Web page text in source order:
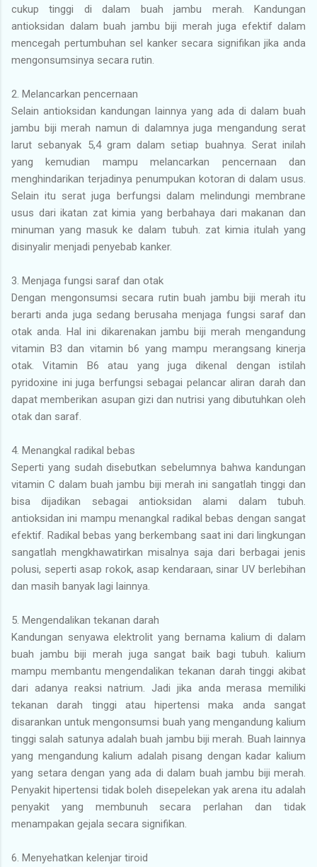
cukup tinggi di dalam buah jambu merah. Kandungan
antioksidan dalam buah jambu biji merah juga efektif dalam
mencegah pertumbuhan sel kanker secara signifikan jika anda
mengonsumsinya secara rutin.
2. Melancarkan pencernaan
Selain antioksidan kandungan lainnya yang ada di dalam buah
jambu biji merah namun di dalamnya juga mengandung serat
larut sebanyak 5,4 gram dalam setiap buahnya. Serat inilah
yang kemudian mampu melancarkan pencernaan dan
menghindarikan terjadinya penumpukan kotoran di dalam usus.
Selain itu serat juga berfungsi dalam melindungi membrane
usus dari ikatan zat kimia yang berbahaya dari makanan dan
minuman yang masuk ke dalam tubuh. zat kimia itulah yang
disinyalir menjadi penyebab kanker.
3. Menjaga fungsi saraf dan otak
Dengan mengonsumsi secara rutin buah jambu biji merah itu
berarti anda juga sedang berusaha menjaga fungsi saraf dan
otak anda. Hal ini dikarenakan jambu biji merah mengandung
vitamin B3 dan vitamin b6 yang mampu merangsang kinerja
otak. Vitamin B6 atau yang juga dikenal dengan istilah
pyridoxine ini juga berfungsi sebagai pelancar aliran darah dan
dapat memberikan asupan gizi dan nutrisi yang dibutuhkan oleh
otak dan saraf.
4. Menangkal radikal bebas
Seperti yang sudah disebutkan sebelumnya bahwa kandungan
vitamin C dalam buah jambu biji merah ini sangatlah tinggi dan
bisa dijadikan sebagai antioksidan alami dalam tubuh.
antioksidan ini mampu menangkal radikal bebas dengan sangat
efektif. Radikal bebas yang berkembang saat ini dari lingkungan
sangatlah mengkhawatirkan misalnya saja dari berbagai jenis
polusi, seperti asap rokok, asap kendaraan, sinar UV berlebihan
dan masih banyak lagi lainnya.
5. Mengendalikan tekanan darah
Kandungan senyawa elektrolit yang bernama kalium di dalam
buah jambu biji merah juga sangat baik bagi tubuh. kalium
mampu membantu mengendalikan tekanan darah tinggi akibat
dari adanya reaksi natrium. Jadi jika anda merasa memiliki
tekanan darah tinggi atau hipertensi maka anda sangat
disarankan untuk mengonsumsi buah yang mengandung kalium
tinggi salah satunya adalah buah jambu biji merah. Buah lainnya
yang mengandung kalium adalah pisang dengan kadar kalium
yang setara dengan yang ada di dalam buah jambu biji merah.
Penyakit hipertensi tidak boleh disepelekan yak arena itu adalah
penyakit yang membunuh secara perlahan dan tidak
menampakan gejala secara signifikan.
6. Menyehatkan kelenjar tiroid